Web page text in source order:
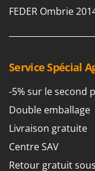
Coupe-
Cultivateurs
D
Découpeurs
Déplaqueuses
Besser
Beta tools
Bissell
Black & Decker
BlackStone
Blue Bird
Bomet
FEDER Ombrie
Service Spécial
-5% sur le second
Double emballage
Livraison gratuite
Centre SAV
Retour gratuit